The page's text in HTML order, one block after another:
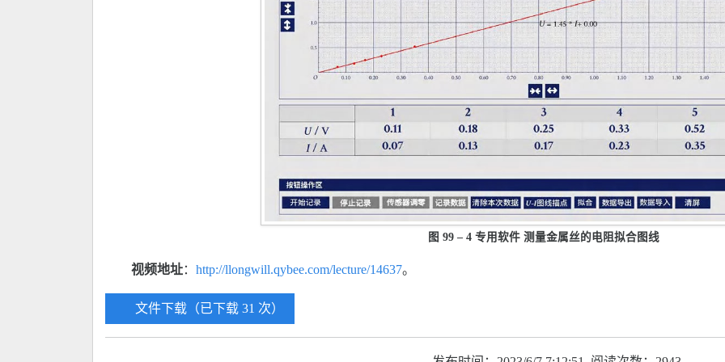
图 99 – 4 专用软件 测量金属丝的电阻拟合图线
视频地址： http://llongwill.qybee.com/lecture/14637。
文件下载（已下载 31 次）